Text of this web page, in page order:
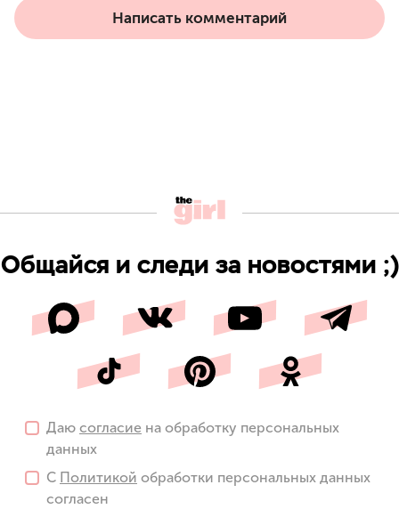
Написать комментарий
Общайся и следи за новостями ;)
Даю согласие на обработку персональных
данных
С Политикой обработки персональных данных
согласен